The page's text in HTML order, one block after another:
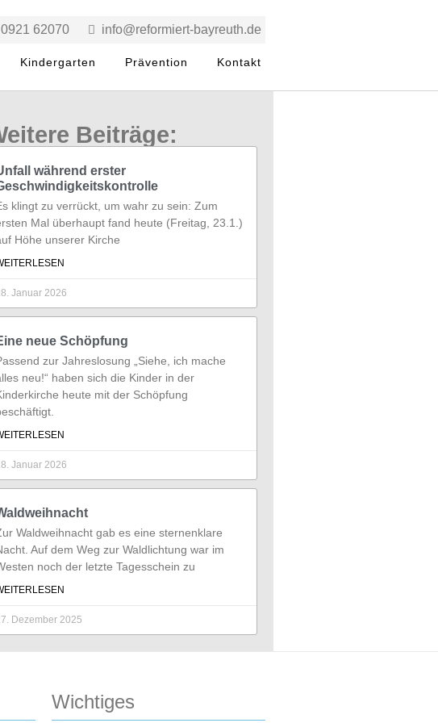
0921 62070 info@reformiert-bayreuth.de
Kindergarten Prävention Kontakt
Beiträge:
während erster
klingt zu verrückt, um wahr zu sein: Zum
Mal überhaupt fand heute (Freitag, 23.1.)
Höhe unserer Kirche
Januar 2026
neue Schöpfung
zur Jahreslosung „Siehe, ich mache
neu!“ haben sich die Kinder in der
heute mit der Schöpfung
Januar 2026
Waldweihnacht gab es eine sternenklare
Auf dem Weg zur Waldlichtung war im
noch der letzte Tagesschein zu
Dezember 2025
Wichtiges